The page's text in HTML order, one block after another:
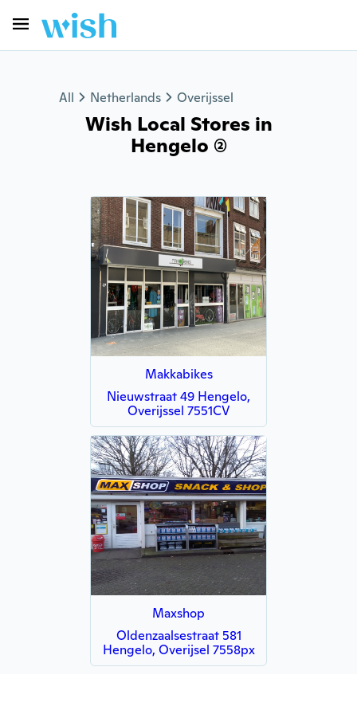
All Netherlands Overijssel
Wish Local Stores in
Hengelo (2)
Makkabikes
Nieuwstraat 49 Hengelo,
Overijssel 7551CV
Maxshop
Oldenzaalsestraat 581
Hengelo, Overijsel 7558px